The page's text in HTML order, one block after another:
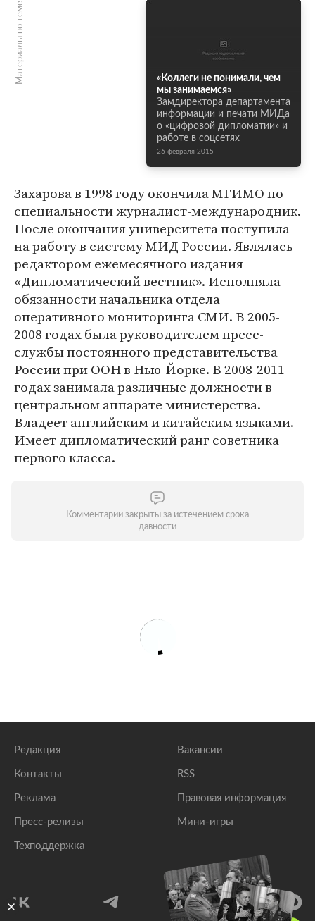
Материалы по теме
«Коллеги не понимали, чем
мы занимаемся»
Замдиректора департамента
информации и печати МИДа
о «цифровой дипломатии» и
работе в соцсетях
26 февраля 2015
Захарова в 1998 году окончила МГИМО по
специальности журналист-международник.
После окончания университета поступила
на работу в систему МИД России. Являлась
редактором ежемесячного издания
«Дипломатический вестник». Исполняла
обязанности начальника отдела
оперативного мониторинга СМИ. В 2005-
2008 годах была руководителем пресс-
службы постоянного представительства
России при ООН в Нью-Йорке. В 2008-2011
годах занимала различные должности в
центральном аппарате министерства.
Владеет английским и китайским языками.
Имеет дипломатический ранг советника
первого класса.
Комментарии закрыты за истечением срока
давности
Редакция
Контакты
Реклама
Пресс-релизы
Техподдержка
Вакансии
RSS
Правовая информация
Мини-игры